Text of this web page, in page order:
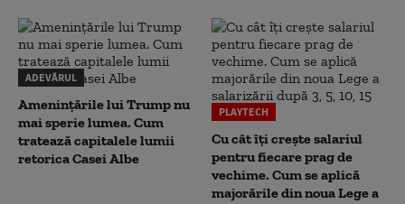
ADEVĂRUL
Amenințările lui Trump nu
mai sperie lumea. Cum
tratează capitalele lumii
retorica Casei Albe
PLAYTECH
Cu cât îți crește salariul
pentru fiecare prag de
vechime. Cum se aplică
majorările din noua Lege a